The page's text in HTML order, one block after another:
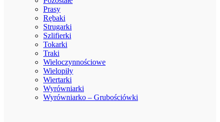
Prasy
Rębaki
Strugarki
Szlifierki
Tokarki
Traki
Wieloczynnościowe
Wielopiły
Wiertarki
Wyrówniarki
Wyrówniarko – Grubościówki